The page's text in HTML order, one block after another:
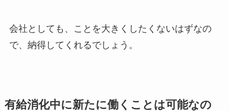
会社としても、ことを大きくしたくないはずなの
で、納得してくれるでしょう。
有給消化中に新たに働くことは可能なの